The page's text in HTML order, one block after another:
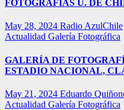
FOTOGRAFÍAS U. DE
May 28, 2024 Radio AzulChile
Actualidad Galería Fotográfica
GALERÍA DE
ESTADIO NACIONAL,
May 21, 2024 Eduardo
Actualidad Galería Fotográfica